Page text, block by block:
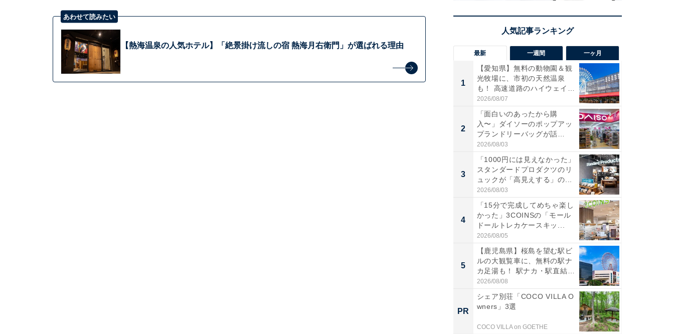
あわせて読みたい
【熱海温泉の人気ホテル】「絶景掛け流しの宿 熱海月右衛門」が選ばれる理由
最新 一週間 一ヶ月
1
【愛知県】無料の動物園＆観
光牧場に、市初の天然温泉
も！ 高速道路のハイウェイオ
ア...
2026/08/07
2
「面白いのあったから購
入〜」ダイソーのポップアッ
プランドリーバッグが話
題。“さま...
2026/08/03
3
「1000円には見えなかった」
スタンダードプロダクツのリ
ュックが「高見えする」の...
2026/08/03
4
「15分で完成してめちゃ楽し
かった」3COINSの「モール
ドールトレカケースキッ...
2026/08/05
5
【鹿児島県】桜島を望む駅ビ
ルの大観覧車に、無料の駅ナ
カ足湯も！ 駅ナカ・駅直結
ス...
2026/08/08
PR
シェア別荘「COCO VILLA O
wners」3選
COCO VILLA on GOETHE